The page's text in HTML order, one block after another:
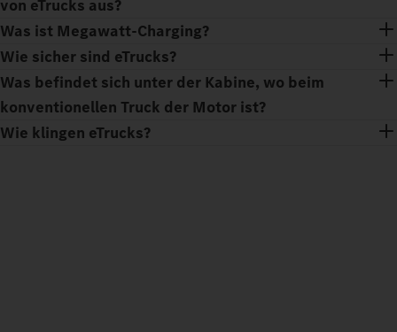
von eTrucks aus?
Was ist Megawatt-Charging?
Wie sicher sind eTrucks?
Was befindet sich unter der Kabine, wo beim
konventionellen Truck der Motor ist?
Wie klingen eTrucks?